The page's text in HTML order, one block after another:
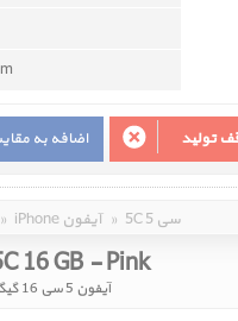
اضافه به تولید
» iPhone آیفون » 5C 5 سی
16 GB - Pink
آیفون 5 سی 16 گیگابایت - صورتی